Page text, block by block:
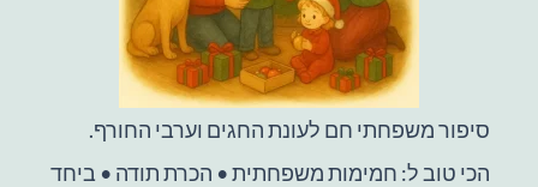
סיפור משפחתי חם לעונת החגים וערבי החורף.
הכי טוב ל: חמימות משפחתית • הכרת תודה • ביחד